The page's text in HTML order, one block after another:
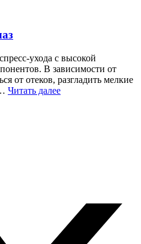
ухода с высокой
В зависимости от
от отеков, разгладить мелкие
Читать далее